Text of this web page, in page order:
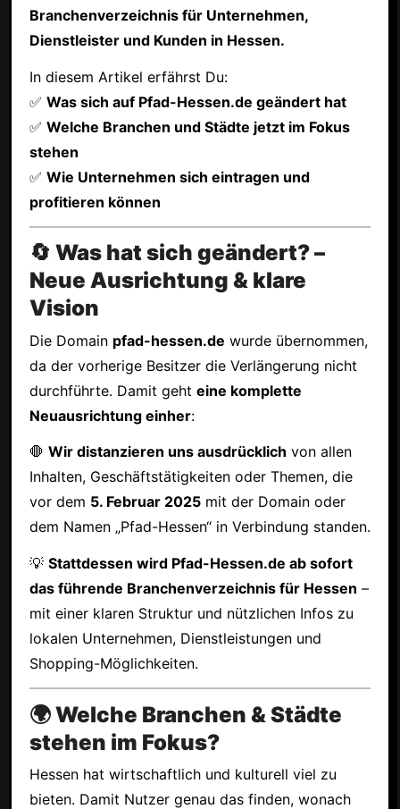
Branchenverzeichnis für Unternehmen,
Dienstleister und Kunden in Hessen.
In diesem Artikel erfährst Du:
✅ Was sich auf Pfad-Hessen.de geändert hat
✅ Welche Branchen und Städte jetzt im Fokus
stehen
✅ Wie Unternehmen sich eintragen und
profitieren können
🔄 Was hat sich geändert? –
Neue Ausrichtung & klare
Vision
Die Domain pfad-hessen.de wurde übernommen,
da der vorherige Besitzer die Verlängerung nicht
durchführte. Damit geht eine komplette
Neuausrichtung einher:
🛑 Wir distanzieren uns ausdrücklich von allen
Inhalten, Geschäftstätigkeiten oder Themen, die
vor dem 5. Februar 2025mit der Domain oder
dem Namen „Pfad-Hessen“ in Verbindung standen.
💡 Stattdessen wird Pfad-Hessen.de ab sofort
das führende Branchenverzeichnis für Hessen –
mit einer klaren Struktur und nützlichen Infos zu
lokalen Unternehmen, Dienstleistungen und
Shopping-Möglichkeiten.
🌍 Welche Branchen & Städte
stehen im Fokus?
Hessen hat wirtschaftlich und kulturell viel zu
bieten. Damit Nutzer genau das finden, wonach